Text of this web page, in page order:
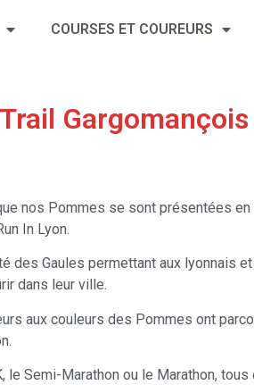
COURSES ET COUREURS
Gargomançois
nos Pommes se sont présentées en
In Lyon.
des Gaules permettant aux lyonnais et
dans leur ville.
aux couleurs des Pommes ont
le Semi-Marathon ou le Marathon, tous